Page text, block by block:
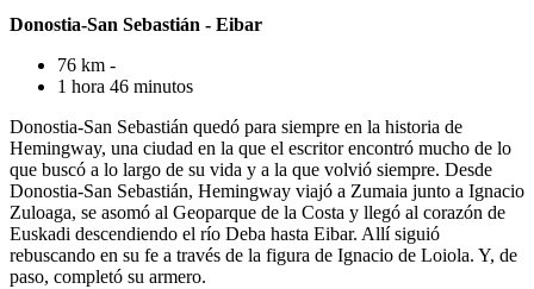
Donostia-San Sebastián - Eibar
76 km -
1 hora 46 minutos
Donostia-San Sebastián quedó para siempre en la historia de
Hemingway, una ciudad en la que el escritor encontró mucho de lo
que buscó a lo largo de su vida y a la que volvió siempre. Desde
Donostia-San Sebastián, Hemingway viajó a Zumaia junto a Ignacio
Zuloaga, se asomó al Geoparque de la Costa y llegó al corazón de
Euskadi descendiendo el río Deba hasta Eibar. Allí siguió
rebuscando en su fe a través de la figura de Ignacio de Loiola. Y, de
paso, completó su armero.